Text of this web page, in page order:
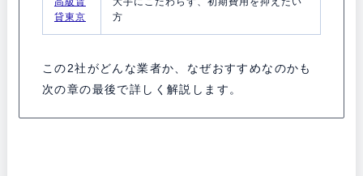
貸東京
方
この2社がどんな業者か、なぜおすすめなのかも
次の章の最後で詳しく解説します。